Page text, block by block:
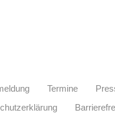
Termine